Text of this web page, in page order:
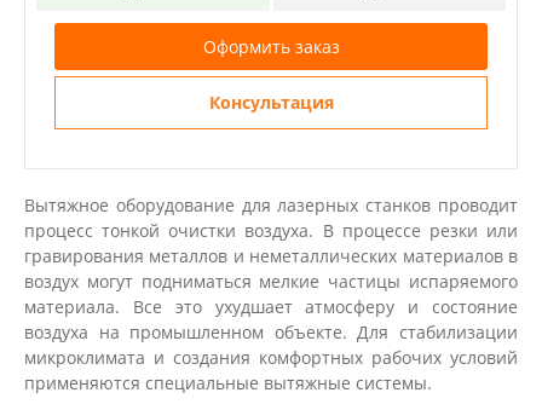
Оформить заказ
Консультация
Вытяжное оборудование для лазерных станков проводит
процесс тонкой очистки воздуха. В процессе резки или
гравирования металлов и неметаллических материалов в
воздух могут подниматься мелкие частицы испаряемого
материала. Все это ухудшает атмосферу и состояние
воздуха на промышленном объекте. Для стабилизации
микроклимата и создания комфортных рабочих условий
применяются специальные вытяжные системы.